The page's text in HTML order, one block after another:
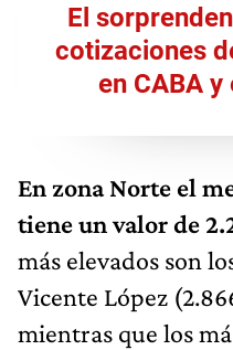
El
cotizaciones
en CABA
En zona Norte el
tiene un valor de
más elevados son
Vicente López
mientras que los